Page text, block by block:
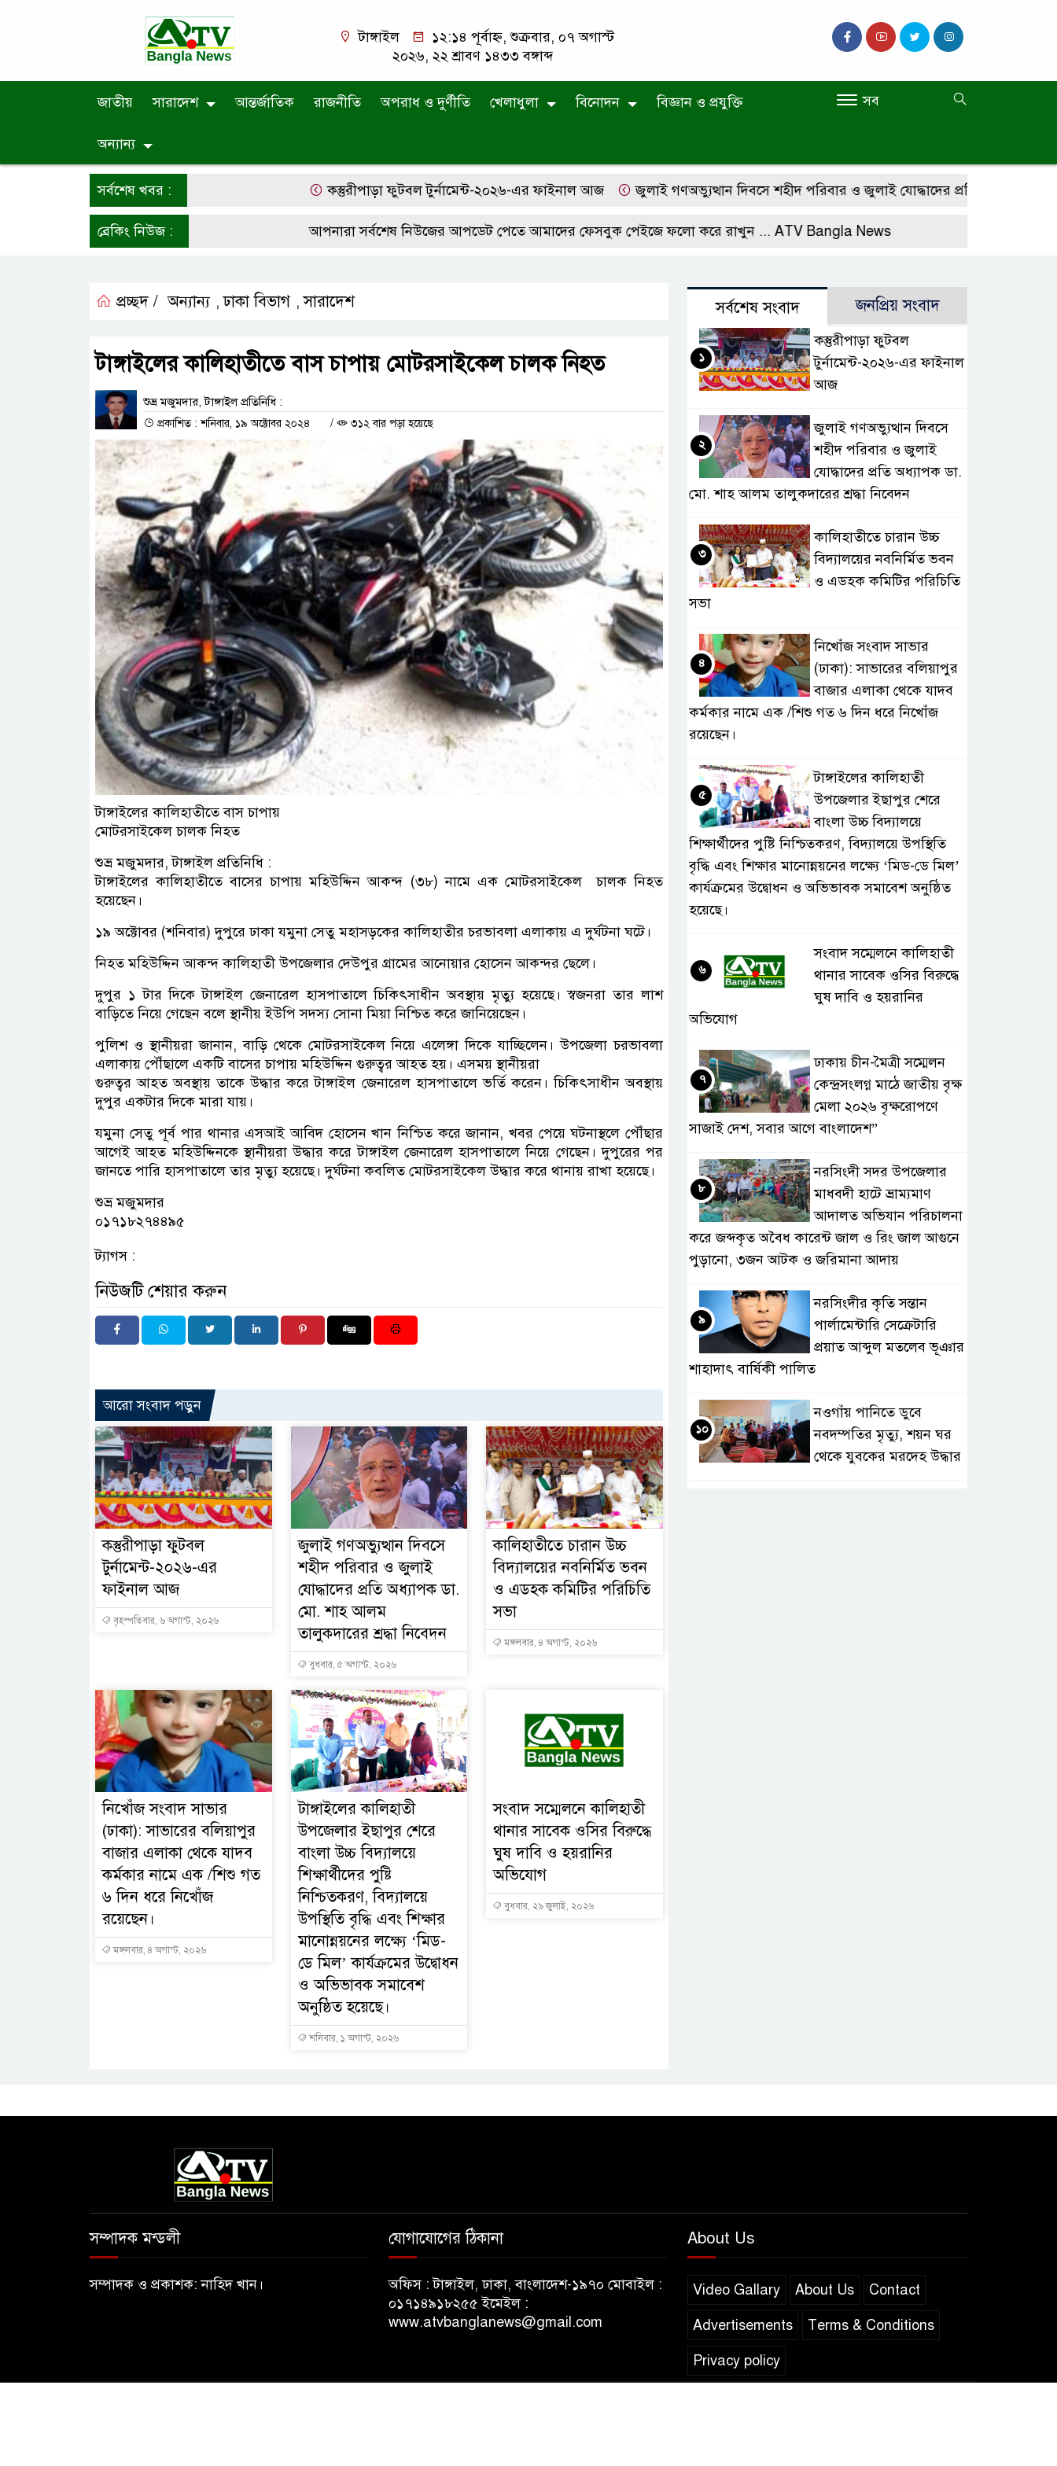
টাঙ্গাইল
১২:১৪ পূর্বাহ্ন, শুক্রবার, ০৭ অগাস্ট
২০২৬, ২২ শ্রাবণ ১৪৩৩ বঙ্গাব্দ
জাতীয় সারাদেশ আন্তর্জাতিক রাজনীতি অপরাধ ও দুর্ণীতি খেলাধুলা বিনোদন বিজ্ঞান ও প্রযুক্তি
অন্যান্য
সব
সর্বশেষ খবর : কস্তুরীপাড়া ফুটবল টুর্নামেন্ট-২০২৬-এর ফাইনাল আজ জুলাই গণঅভ্যুত্থান দিবসে শহীদ পরিবার ও জুলাই যোদ্ধাদের প্রতি অধ্যাপক ডা. মো.
ব্রেকিং নিউজ : আপনারা সর্বশেষ নিউজের আপডেট পেতে আমাদের ফেসবুক পেইজে ফলো করে রাখুন ...ATV Bangla News
প্রচ্ছদ / অন্যান্য ,ঢাকা বিভাগ ,সারাদেশ
টাঙ্গাইলের কালিহাতীতে বাস চাপায় মোটরসাইকেল চালক নিহত
শুভ্র মজুমদার, টাঙ্গাইল প্রতিনিধি :
প্রকাশিত : শনিবার, ১৯ অক্টোবর ২০২৪ / ৩১২ বার পড়া হয়েছে
টাঙ্গাইলের কালিহাতীতে বাস চাপায়
মোটরসাইকেল চালক নিহত
শুভ্র মজুমদার, টাঙ্গাইল প্রতিনিধি :
টাঙ্গাইলের কালিহাতীতে বাসের চাপায় মহিউদ্দিন আকন্দ (৩৮) নামে এক মোটরসাইকেল চালক নিহত
হয়েছেন।
১৯ অক্টোবর (শনিবার) দুপুরে ঢাকা যমুনা সেতু মহাসড়কের কালিহাতীর চরভাবলা এলাকায় এ দুর্ঘটনা ঘটে।
নিহত মহিউদ্দিন আকন্দ কালিহাতী উপজেলার দেউপুর গ্রামের আনোয়ার হোসেন আকন্দর ছেলে।
দুপুর ১ টার দিকে টাঙ্গাইল জেনারেল হাসপাতালে চিকিৎসাধীন অবস্থায় মৃত্যু হয়েছে। স্বজনরা তার লাশ
বাড়িতে নিয়ে গেছেন বলে স্থানীয় ইউপি সদস্য সোনা মিয়া নিশ্চিত করে জানিয়েছেন।
পুলিশ ও স্থানীয়রা জানান, বাড়ি থেকে মোটরসাইকেল নিয়ে এলেঙ্গা দিকে যাচ্ছিলেন। উপজেলা চরভাবলা
এলাকায় পৌঁছালে একটি বাসের চাপায় মহিউদ্দিন গুরুত্বর আহত হয়। এসময় স্থানীয়রা
গুরুত্বর আহত অবস্থায় তাকে উদ্ধার করে টাঙ্গাইল জেনারেল হাসপাতালে ভর্তি করেন। চিকিৎসাধীন অবস্থায়
দুপুর একটার দিকে মারা যায়।
যমুনা সেতু পূর্ব পার থানার এসআই আবিদ হোসেন খান নিশ্চিত করে জানান, খবর পেয়ে ঘটনাস্থলে পৌঁছার
আগেই আহত মহিউদ্দিনকে স্থানীয়রা উদ্ধার করে টাঙ্গাইল জেনারেল হাসপাতালে নিয়ে গেছেন। দুপুরের পর
জানতে পারি হাসপাতালে তার মৃত্যু হয়েছে। দুর্ঘটনা কবলিত মোটরসাইকেল উদ্ধার করে থানায় রাখা হয়েছে।
শুভ্র মজুমদার
০১৭১৮২৭৪৪৯৫
ট্যাগস :
নিউজটি শেয়ার করুন
আরো সংবাদ পড়ুন
কস্তুরীপাড়া ফুটবল
টুর্নামেন্ট-২০২৬-এর
ফাইনাল আজ
বৃহস্পতিবার, ৬ অগাস্ট, ২০২৬
জুলাই গণঅভ্যুত্থান দিবসে
শহীদ পরিবার ও জুলাই
যোদ্ধাদের প্রতি অধ্যাপক ডা.
মো. শাহ আলম
তালুকদারের শ্রদ্ধা নিবেদন
বুধবার, ৫ অগাস্ট, ২০২৬
কালিহাতীতে চারান উচ্চ
বিদ্যালয়ের নবনির্মিত ভবন
ও এডহক কমিটির পরিচিতি
সভা
মঙ্গলবার, ৪ অগাস্ট, ২০২৬
নিখোঁজ সংবাদ সাভার
(ঢাকা): সাভারের বলিয়াপুর
বাজার এলাকা থেকে যাদব
কর্মকার নামে এক /শিশু গত
৬ দিন ধরে নিখোঁজ
রয়েছেন।
মঙ্গলবার, ৪ অগাস্ট, ২০২৬
টাঙ্গাইলের কালিহাতী
উপজেলার ইছাপুর শেরে
বাংলা উচ্চ বিদ্যালয়ে
শিক্ষার্থীদের পুষ্টি
নিশ্চিতকরণ, বিদ্যালয়ে
উপস্থিতি বৃদ্ধি এবং শিক্ষার
মানোন্নয়নের লক্ষ্যে ‘মিড-
ডে মিল’ কার্যক্রমের উদ্বোধন
ও অভিভাবক সমাবেশ
অনুষ্ঠিত হয়েছে।
শনিবার, ১ অগাস্ট, ২০২৬
সংবাদ সম্মেলনে কালিহাতী
থানার সাবেক ওসির বিরুদ্ধে
ঘুষ দাবি ও হয়রানির
অভিযোগ
বুধবার, ২৯ জুলাই, ২০২৬
সর্বশেষ সংবাদ জনপ্রিয় সংবাদ
কস্তুরীপাড়া ফুটবল
টুর্নামেন্ট-২০২৬-এর ফাইনাল
আজ
১
জুলাই গণঅভ্যুত্থান দিবসে
শহীদ পরিবার ও জুলাই
যোদ্ধাদের প্রতি অধ্যাপক ডা.
মো. শাহ আলম তালুকদারের শ্রদ্ধা নিবেদন
২
কালিহাতীতে চারান উচ্চ
বিদ্যালয়ের নবনির্মিত ভবন
ও এডহক কমিটির পরিচিতি
সভা
৩
নিখোঁজ সংবাদ সাভার
(ঢাকা): সাভারের বলিয়াপুর
বাজার এলাকা থেকে যাদব
কর্মকার নামে এক /শিশু গত ৬ দিন ধরে নিখোঁজ
রয়েছেন।
৪
টাঙ্গাইলের কালিহাতী
উপজেলার ইছাপুর শেরে
বাংলা উচ্চ বিদ্যালয়ে
শিক্ষার্থীদের পুষ্টি নিশ্চিতকরণ, বিদ্যালয়ে উপস্থিতি
বৃদ্ধি এবং শিক্ষার মানোন্নয়নের লক্ষ্যে ‘মিড-ডে মিল’
কার্যক্রমের উদ্বোধন ও অভিভাবক সমাবেশ অনুষ্ঠিত
হয়েছে।
৫
সংবাদ সম্মেলনে কালিহাতী
থানার সাবেক ওসির বিরুদ্ধে
ঘুষ দাবি ও হয়রানির
অভিযোগ
৬
ঢাকায় চীন-মৈত্রী সম্মেলন
কেন্দ্রসংলগ্ন মাঠে জাতীয় বৃক্ষ
মেলা ২০২৬ বৃক্ষরোপণে
সাজাই দেশ, সবার আগে বাংলাদেশ”
৭
নরসিংদী সদর উপজেলার
মাধবদী হাটে ভ্রাম্যমাণ
আদালত অভিযান পরিচালনা
করে জব্দকৃত অবৈধ কারেন্ট জাল ও রিং জাল আগুনে
পুড়ানো, ৩জন আটক ও জরিমানা আদায়
৮
নরসিংদীর কৃতি সন্তান
পার্লামেন্টারি সেক্রেটারি
প্রয়াত আব্দুল মতলেব ভূঞার
শাহাদাৎ বার্ষিকী পালিত
৯
নওগাঁয় পানিতে ডুবে
নবদম্পতির মৃত্যু, শয়ন ঘর
থেকে যুবকের মরদেহ উদ্ধার
১০
সম্পাদক মন্ডলী
সম্পাদক ও প্রকাশক: নাহিদ খান।
যোগাযোগের ঠিকানা
অফিস : টাঙ্গাইল, ঢাকা, বাংলাদেশ-১৯৭০ মোবাইল :
০১৭১৪৯১৮২৫৫ ইমেইল :
www.atvbanglanews@gmail.com
About Us
Video Gallary About Us Contact
Advertisements Terms & Conditions
Privacy policy